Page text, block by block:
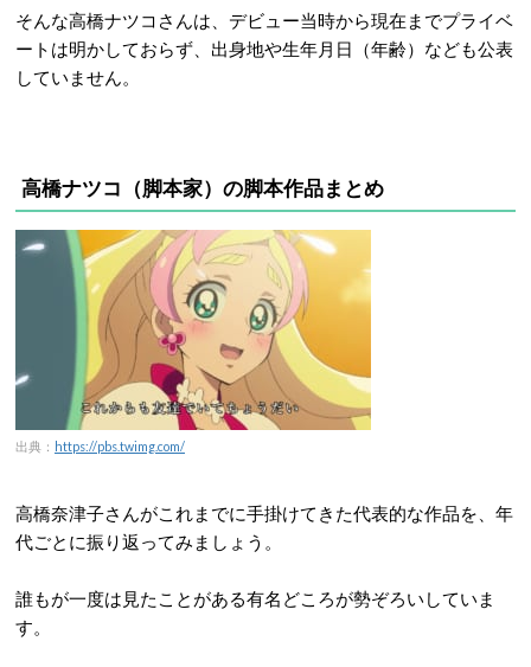
そんな高橋ナツコさんは、デビュー当時から現在までプライベ
ートは明かしておらず、出身地や生年月日（年齢）なども公表
していません。
高橋ナツコ（脚本家） の脚本作品まとめ
出典： https://pbs.twimg.com/
高橋奈津子さんがこれまでに手掛けてきた代表的な作品を、年
代ごとに振り返ってみましょう。
誰もが一度は見たことがある有名どころが勢ぞろいしていま
す。